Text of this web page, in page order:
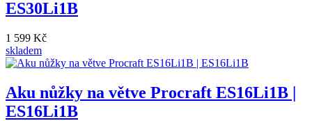
ES30Li1B
1 599 Kč
skladem
Aku nůžky na větve Procraft ES16Li1B |
ES16Li1B